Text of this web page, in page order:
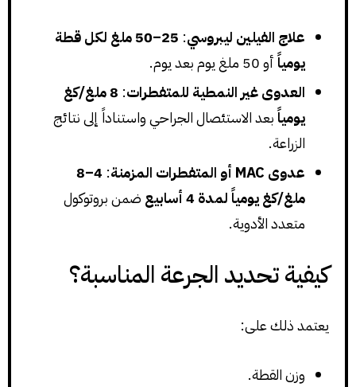
علاج الفيلين ليبروسي:
25–50 ملغ لكل قطة
يومياًأو 50 ملغ يوم بعد يوم.
العدوى غير النمطية للمتفطرات:
8 ملغ/كغ
يومياًبعد الاستئصال الجراحي واستناداً إلى نتائج
الزراعة.
عدوى MAC أو المتفطرات المزمنة
:
4–8
ملغ/كغ يومياً لمدة 4 أسابيع
ضمن بروتوكول
متعدد الأدوية.
كيفية تحديد الجرعة المناسبة؟
يعتمد ذلك على:
وزن القطة.